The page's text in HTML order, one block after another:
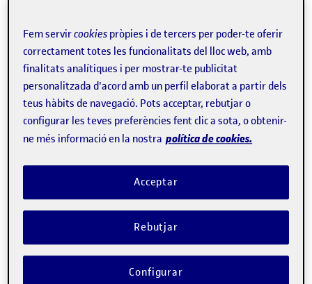
Fem servircookies pròpies i de tercers per poder-te oferir
correctament totes les funcionalitats del lloc web, amb
finalitats analítiques i per mostrar-te publicitat
personalitzada d'acord amb un perfil elaborat a partir dels
teus hàbits de navegació. Pots acceptar, rebutjar o
configurar les teves preferències fent clic a sota, o obtenir-
ne més informació en la nostra política de cookies.
Rebutjar
Acceptar
Configurar